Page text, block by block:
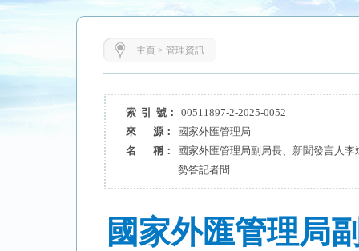
主頁 > 管理資訊
索 引 號：
00511897-2-2025-0052
來 源：
國家外匯管理局
名 稱：
國家外匯管理局副局長、新聞發言人
勢答記者問
國家外匯管理局